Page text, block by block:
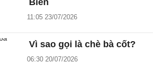
Biên
11:05 23/07/2026
Vì sao gọi là chè bà cốt?
06:30 20/07/2026